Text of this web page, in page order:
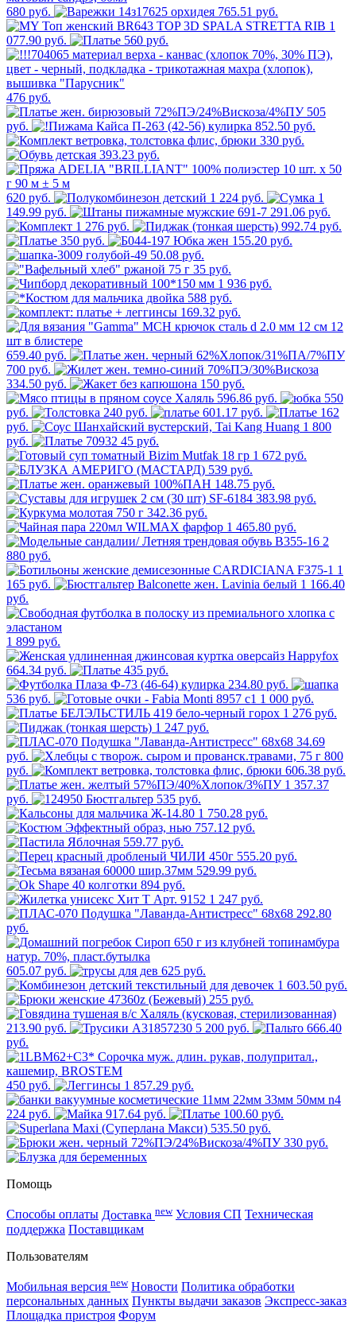
680 руб.
765.51 руб.
1
077.90 руб.
560 руб.
476 руб.
505
руб.
852.50 руб.
330 руб.
393.23 руб.
620 руб. 1 224 руб.
1
149.99 руб.
291.06 руб.
1 276 руб.
992.74 руб.
350 руб.
155.20 руб.
50.08 руб.
35 руб.
1 936 руб.
588 руб.
169.32 руб.
659.40 руб.
700 руб.
334.50 руб.
150 руб.
596.86 руб.
550
руб.
240 руб. 601.17 руб.
162
руб.
1 800
руб.
45 руб.
1 672 руб.
539 руб.
148.75 руб.
383.98 руб.
342.36 руб.
1 465.80 руб.
2
880 руб.
1
165 руб.
1 166.40
руб.
1 899 руб.
664.34 руб.
435 руб.
234.80 руб.
536 руб.
1 000 руб.
1 276 руб.
1 247 руб.
34.69
руб.
800
руб.
606.38 руб.
1 357.37
руб.
535 руб.
1 750.28 руб.
757.12 руб.
559.77 руб.
555.20 руб.
529.99 руб.
894 руб.
1 247 руб.
292.80
руб.
605.07 руб.
625 руб.
1 603.50 руб.
255 руб.
213.90 руб. 5 200 руб.
666.40
руб.
450 руб. 1 857.29 руб.
224 руб. 917.64 руб.
100.60 руб.
535.50 руб.
330 руб.
Помощь
Способы оплаты Доставка new Условия СП Техническая
поддержка Поставщикам
Пользователям
Мобильная версия new Новости Политика обработки
персональных данных Пункты выдачи заказов Экспресс-заказ
Площадка пристроя Форум